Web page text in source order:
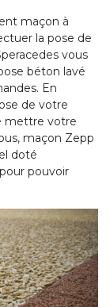
maçon à
la pose de
vous
béton lavé
En
de votre
mettre votre
maçon Zepp
doté
pouvoir